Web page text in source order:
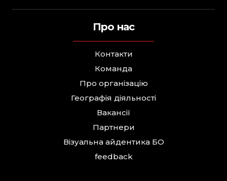
Про нас
Контакти
Команда
Про організацію
Географія діяльності
Вакансії
Партнери
Візуальна айдентика БО
feedback